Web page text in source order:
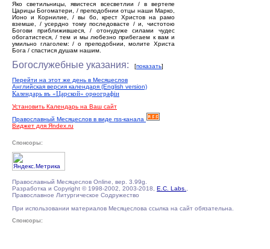
Яко светильницы, явистеся всесветлии / в вертепе
Царицы Богоматери, / преподобнии отцы наши Марко,
Ионо и Корнилие, / вы бо, крест Христов на рамо
вземше, / усердно тому последовасте / и, чистотою
Богови приближившеся, / отонудуже силами чудес
обогатистеся, / тем и мы любезно прибегаем к вам и
умильно глаголем: / о преподобнии, молите Христа
Бога / спастися душам нашим.
Богослужебные указания: [показать]
Перейти на этот же день в Месяцеслов
Английская версия календаря (English version)
Календарь въ «Царской» орѳографiи
Установить Календарь на Ваш сайт
Православный Месяцеслов в виде rss-канала
Виджет для Яndex.ru
Спонсоры:
Православный Месяцеслов Online, вер. 3.99g.
Разработка и Copyright © 1998-2002, 2003-2018, E.C. Labs.
Православное Литургическое Содружество
При использовании материалов Месяцеслова ссылка на сайт обязательна.
Спонсоры: